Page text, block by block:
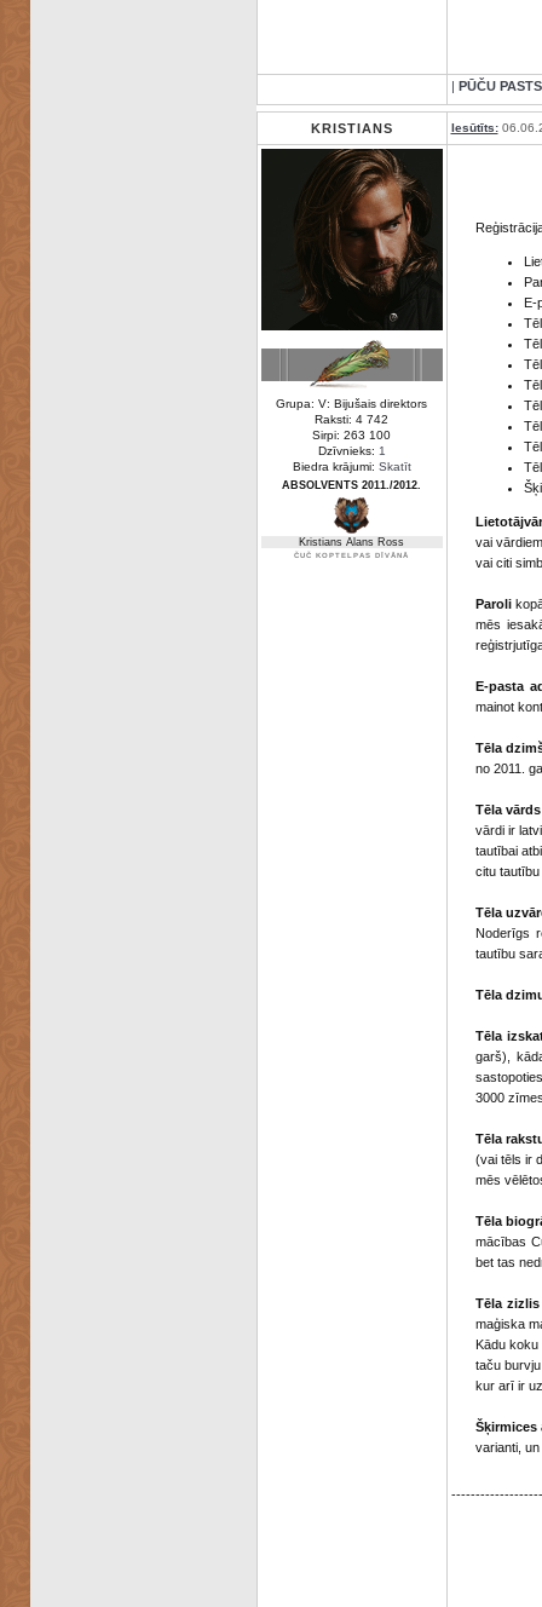
| PŪČU PASTS
KRISTIANS Iesūtīts:
Grupa: V: Bijušais direktors
Raksti: 4 742
Sirpi: 263 100
Dzīvnieks: 1
Biedra krājumi: Skatīt
ABSOLVENTS 2011./2012.
Kristians Alans Ross
ČUČ KOPTELPAS DĪVĀNĀ
E-
vai
vai citi
Paroli
mēs
E-pasta
mainot
Tēla
no 2011.
Tēla vārds
vārdi ir
tautībai
citu
Tēla
Noderīgs
tautību
Tēla
Tēla
garš),
3000
Tēla
(vai tēls ir
mēs
Tēla
mācības
bet tas
Tēla zizlis
maģiska
Kādu
taču
kur arī ir
Šķirmices
varianti,